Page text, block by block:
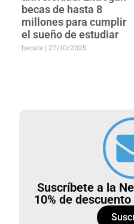
becas de hasta 8
millones para cumplir
el sueño de estudiar
becate 27/10/2025
Suscríbete a la
10% de